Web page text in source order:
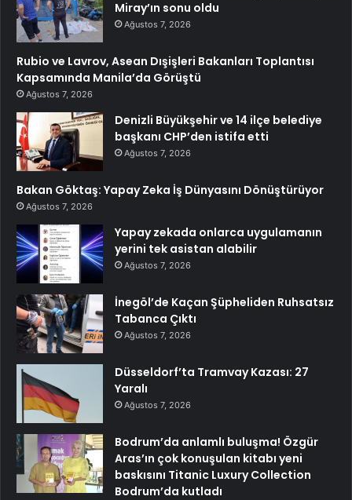
Miray’ın sonu oldu
Ağustos 7, 2026
Rubio ve Lavrov, Asean Dışişleri Bakanları Toplantısı
Kapsamında Manila’da Görüştü
Ağustos 7, 2026
Denizli Büyükşehir ve 14 ilçe belediye
başkanı CHP’den istifa etti
Ağustos 7, 2026
Bakan Göktaş: Yapay Zeka İş Dünyasını Dönüştürüyor
Ağustos 7, 2026
Yapay zekada onlarca uygulamanın
yerini tek asistan alabilir
Ağustos 7, 2026
İnegöl’de Kaçan Şüpheliden Ruhsatsız
Tabanca Çıktı
Ağustos 7, 2026
Düsseldorf’ta Tramvay Kazası: 27
Yaralı
Ağustos 7, 2026
Bodrum’da anlamlı buluşma! Özgür
Aras’ın çok konuşulan kitabı yeni
baskısını Titanic Luxury Collection
Bodrum’da kutladı